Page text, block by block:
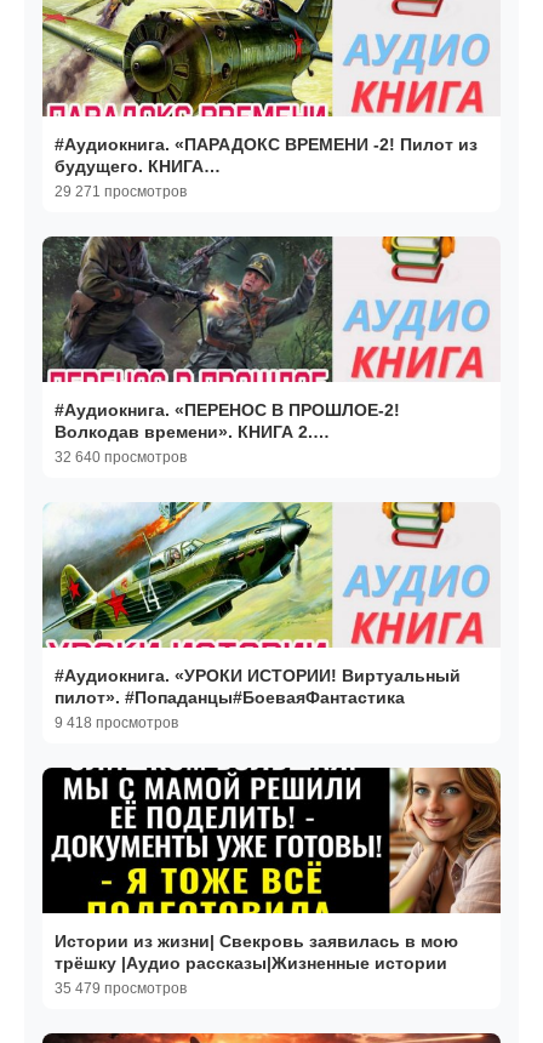
#Аудиокнига. «ПАРАДОКС ВРЕМЕНИ -2! Пилот из
будущего. КНИГА
2.#Попаданцы.#БоеваяФантастика
29 271 просмотров
#Аудиокнига. «ПЕРЕНОС В ПРОШЛОЕ-2!
Волкодав времени». КНИГА 2.
#Попаданцы#БоеваяФантастика
32 640 просмотров
#Аудиокнига. «УРОКИ ИСТОРИИ! Виртуальный
пилот». #Попаданцы#БоеваяФантастика
9 418 просмотров
Истории из жизни| Свекровь заявилась в мою
трёшку |Аудио рассказы|Жизненные истории
35 479 просмотров